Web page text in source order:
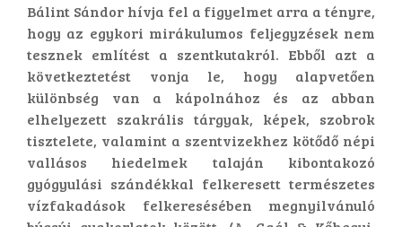
Bálint Sándor hívja fel a figyelmet arra a tényre,
hogy az egykori mirákulumos feljegyzések nem
tesznek említést a szentkutakról. Ebből azt a
következtetést vonja le, hogy alapvetően
különbség van a kápolnához és az abban
elhelyezett szakrális tárgyak, képek, szobrok
tisztelete, valamint a szentvizekhez kötődő népi
vallásos hiedelmek talaján kibontakozó
gyógyulási szándékkal felkeresett természetes
vízfakadások felkeresésében megnyilvánuló